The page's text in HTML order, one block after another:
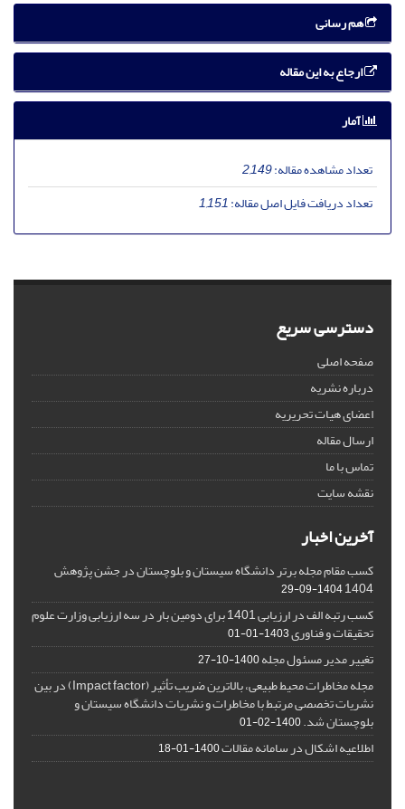
هم رسانی
ارجاع به این مقاله
آمار
تعداد مشاهده مقاله:2,149
تعداد دریافت فایل اصل مقاله:1,151
دسترسی سریع
صفحه اصلی
درباره نشریه
اعضای هیات تحریریه
ارسال مقاله
تماس با ما
نقشه سایت
آخرین اخبار
کسب مقام مجله برتر دانشگاه سیستان و بلوچستان در جشن پژوهش
1404
1404-09-29
کسب رتبه الف در ارزیابی 1401 برای دومین بار در سه ارزیابی وزارت علوم
تحقیقات و فناوری1403-01-01
تغییر مدیر مسئول مجله1400-10-27
مجله مخاطرات محیط طبیعی، بالاترین ضریب تأثیر (Impact factor) در بین
نشریات تخصصی مرتبط با مخاطرات و نشریات دانشگاه سیستان و
بلوچستان شد.1400-02-01
اطلاعیه اشکال در سامانه مقالات1400-01-18